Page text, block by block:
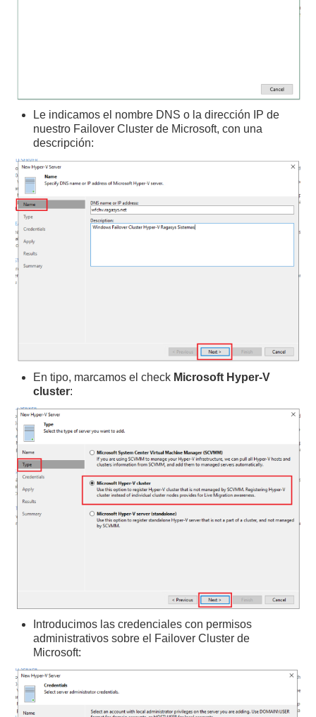
Le indicamos el nombre DNS o la dirección IP de
nuestro Failover Cluster de Microsoft, con una
descripción:
En tipo, marcamos el check Microsoft Hyper-V
cluster:
Introducimos las credenciales con permisos
administrativos sobre el Failover Cluster de
Microsoft: